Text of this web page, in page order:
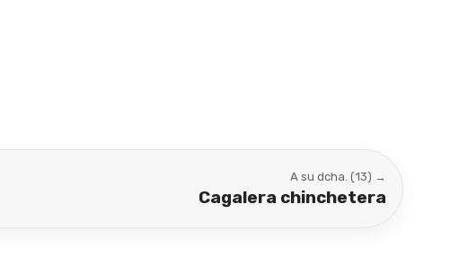
A su dcha. (13) →
Cagalera chinchetera